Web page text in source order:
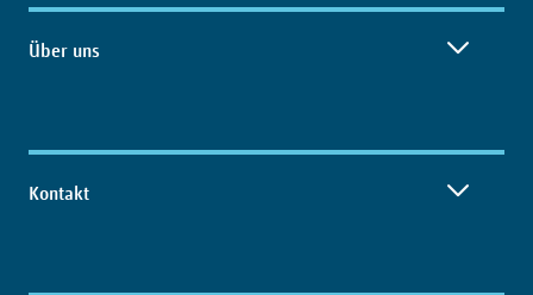
Über uns
Kontakt